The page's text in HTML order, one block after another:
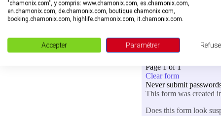
"chamonix.com", y compris: www.chamonix.com, es.chamonix.com,
en.chamonix.com, de.chamonix.com, boutique.chamonix.com,
booking.chamonix.com, highlife.chamonix.com, it.chamonix.com.
Accepter Paramétrer